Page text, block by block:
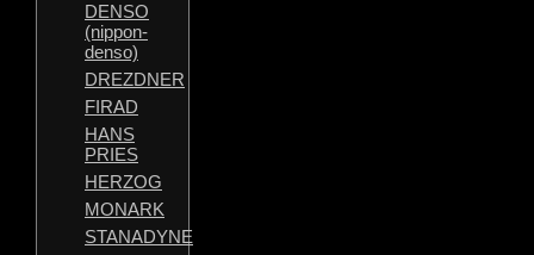
DENSO
(nippon-
denso)
DREZDNER
FIRAD
HANS
PRIES
HERZOG
MONARK
STANADYNE